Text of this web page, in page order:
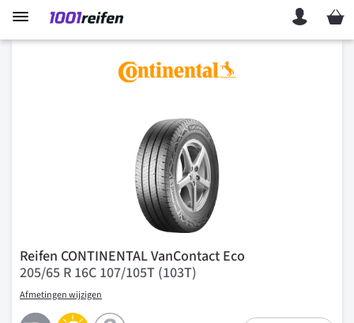
Mein
Reifen CONTINENTAL VanContact Eco
205/65 R 16C 107/105T (103T)
Afmetingen wijzigen